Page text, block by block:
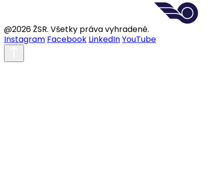
@2026 ŽSR. Všetky práva vyhradené.
Instagram Facebook LinkedInYouTube